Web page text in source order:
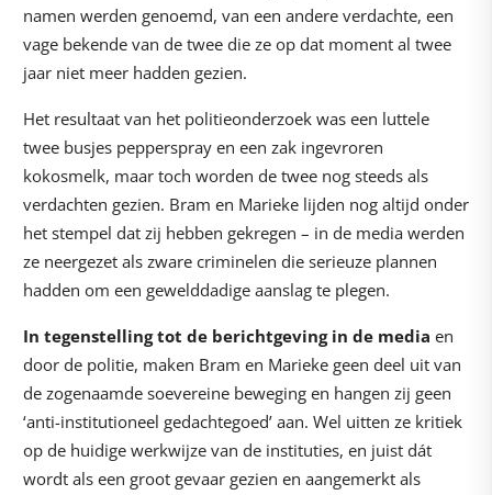
namen werden genoemd, van een andere verdachte, een
vage bekende van de twee die ze op dat moment al twee
jaar niet meer hadden gezien.
Het resultaat van het politieonderzoek was een luttele
twee busjes pepperspray en een zak ingevroren
kokosmelk, maar toch worden de twee nog steeds als
verdachten gezien. Bram en Marieke lijden nog altijd onder
het stempel dat zij hebben gekregen – in de media werden
ze neergezet als zware criminelen die serieuze plannen
hadden om een gewelddadige aanslag te plegen.
In tegenstelling tot de berichtgeving in de media en
door de politie, maken Bram en Marieke geen deel uit van
de zogenaamde soevereine beweging en hangen zij geen
‘anti-institutioneel gedachtegoed’ aan. Wel uitten ze kritiek
op de huidige werkwijze van de instituties, en juist dát
wordt als een groot gevaar gezien en aangemerkt als